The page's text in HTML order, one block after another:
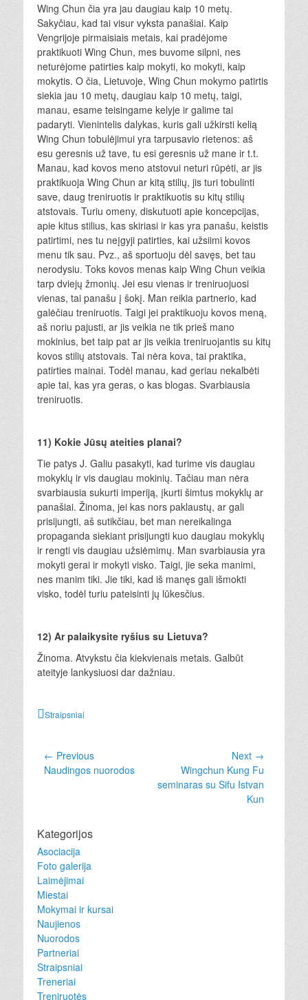
Wing Chun čia yra jau daugiau kaip 10 metų.
Sakyčiau, kad tai visur vyksta panašiai. Kaip
Vengrijoje pirmaisiais metais, kai pradėjome
praktikuoti Wing Chun, mes buvome silpni, nes
neturėjome patirties kaip mokyti, ko mokyti, kaip
mokytis. O čia, Lietuvoje, Wing Chun mokymo patirtis
siekia jau 10 metų, daugiau kaip 10 metų, taigi,
manau, esame teisingame kelyje ir galime tai
padaryti. Vienintelis dalykas, kuris gali užkirsti kelią
Wing Chun tobulėjimui yra tarpusavio rietenos: aš
esu geresnis už tave, tu esi geresnis už mane ir t.t.
Manau, kad kovos meno atstovui neturi rūpėti, ar jis
praktikuoja Wing Chun ar kitą stilių, jis turi tobulinti
save, daug treniruotis ir praktikuotis su kitų stilių
atstovais. Turiu omeny, diskutuoti apie koncepcijas,
apie kitus stilius, kas skiriasi ir kas yra panašu, keistis
patirtimi, nes tu neįgyji patirties, kai užsiimi kovos
menu tik sau. Pvz., aš sportuoju dėl savęs, bet tau
nerodysiu. Toks kovos menas kaip Wing Chun veikia
tarp dviejų žmonių. Jei esu vienas ir treniruojuosi
vienas, tai panašu į šokį. Man reikia partnerio, kad
galėčiau treniruotis. Taigi jei praktikuoju kovos meną,
aš noriu pajusti, ar jis veikia ne tik prieš mano
mokinius, bet taip pat ar jis veikia treniruojantis su kitų
kovos stilių atstovais. Tai nėra kova, tai praktika,
patirties mainai. Todėl manau, kad geriau nekalbėti
apie tai, kas yra geras, o kas blogas. Svarbiausia
treniruotis.
11) Kokie Jūsų ateities planai?
Tie patys J. Galiu pasakyti, kad turime vis daugiau
mokyklų ir vis daugiau mokinių. Tačiau man nėra
svarbiausia sukurti imperiją, įkurti šimtus mokyklų ar
panašiai. Žinoma, jei kas nors paklaustų, ar gali
prisijungti, aš sutikčiau, bet man nereikalinga
propaganda siekiant prisijungti kuo daugiau mokyklų
ir rengti vis daugiau užsiėmimų. Man svarbiausia yra
mokyti gerai ir mokyti visko. Taigi, jie seka manimi,
nes manim tiki. Jie tiki, kad iš manęs gali išmokti
visko, todėl turiu pateisinti jų lūkesčius.
12) Ar palaikysite ryšius su Lietuva?
Žinoma. Atvykstu čia kiekvienais metais. Galbūt
ateityje lankysiuosi dar dažniau.
Categories
Straipsniai
Post
navigation
← Previous
Previous
Naudingos nuorodos
Next →
post:
Wingchun Kung Fu
seminaras su Sifu Istvan
Kun
Kategorijos
Asociacija
Foto galerija
Laimėjimai
Miestai
Mokymai ir kursai
Naujienos
Nuorodos
Partneriai
Straipsniai
Treneriai
Treniruotės